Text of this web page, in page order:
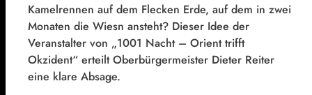
Kamelrennen auf dem Flecken Erde, auf dem in zwei
Monaten die Wiesn ansteht? Dieser Idee der
Veranstalter von „1001 Nacht – Orient trifft
Okzident“ erteilt Oberbürgermeister Dieter Reiter
eine klare Absage.